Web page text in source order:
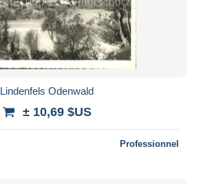
Lindenfels Odenwald
± 10,69 $US
Professionnel